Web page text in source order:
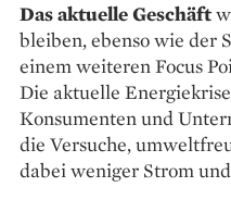
Das aktuelle Geschäft
bleiben, ebenso wie der
einem weiteren Focus
Die aktuelle
Konsumenten und
die Versuche,
dabei weniger Strom